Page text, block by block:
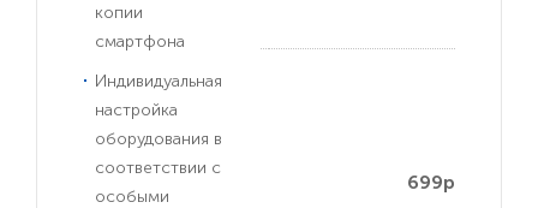
копии
смартфона
Индивидуальная
настройка
оборудования в
соответствии с
особыми
699р